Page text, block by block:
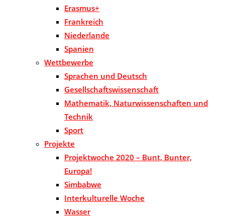
Erasmus+
Frankreich
Niederlande
Spanien
Wettbewerbe
Sprachen und Deutsch
Gesellschaftswissenschaft
Mathematik, Naturwissenschaften und
Technik
Sport
Projekte
Projektwoche 2020 – Bunt, Bunter,
Europa!
Simbabwe
Interkulturelle Woche
Wasser